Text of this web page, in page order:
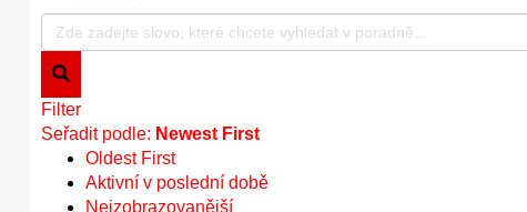
Filter
Seřadit podle: Newest First
Oldest First
Aktivní v poslední době
Nejzobrazovanější